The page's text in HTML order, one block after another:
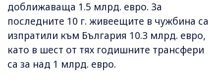
доближаваща 1.5 млрд. евро. За
последните 10 г. живеещите в чужбина са
изпратили към България 10.3 млрд. евро,
като в шест от тях годишните трансфери
са за над 1 млрд. евро.